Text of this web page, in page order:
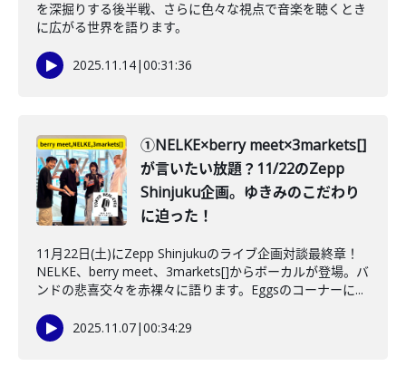
を深掘りする後半戦、さらに色々な視点で音楽を聴くとき
に広がる世界を語ります。
2025.11.14|00:31:36
①NELKE×berry meet×3markets[]
が言いたい放題？11/22のZepp
Shinjuku企画。ゆきみのこだわり
に迫った！
11月22日(土)にZepp Shinjukuのライブ企画対談最終章！
NELKE、berry meet、3markets[]からボーカルが登場。バ
ンドの悲喜交々を赤裸々に語ります。Eggsのコーナーに...
2025.11.07|00:34:29